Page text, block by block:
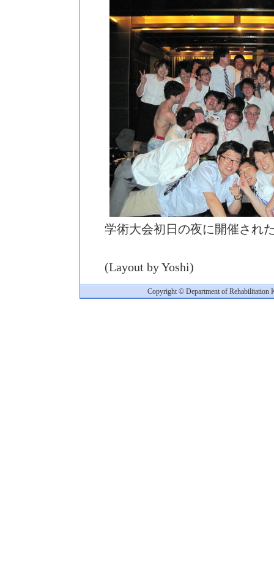
学術大会初日の夜に開催され
(Layout by Yoshi)
Copyright © Department of Rehabilitation